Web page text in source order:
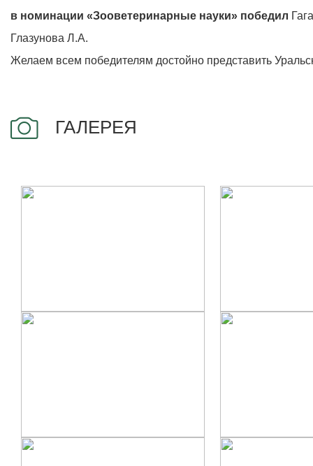
в номинации «Зооветеринарные науки» победил
Глазунова Л.А.
Желаем всем победителям достойно представить
ГАЛЕРЕЯ